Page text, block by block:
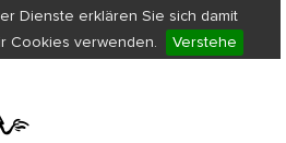
Dienste erklären Sie sich damit
Cookies verwenden.
Verstehe